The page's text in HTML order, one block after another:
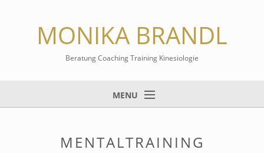
MONIKA BRANDL
Beratung Coaching Training Kinesiologie
MENU
Beratung & CoachingMENTALTRAINING